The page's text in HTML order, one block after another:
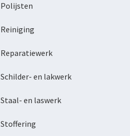
Polijsten
Reiniging
Reparatiewerk
Schilder- en lakwerk
Staal- en laswerk
Stoffering